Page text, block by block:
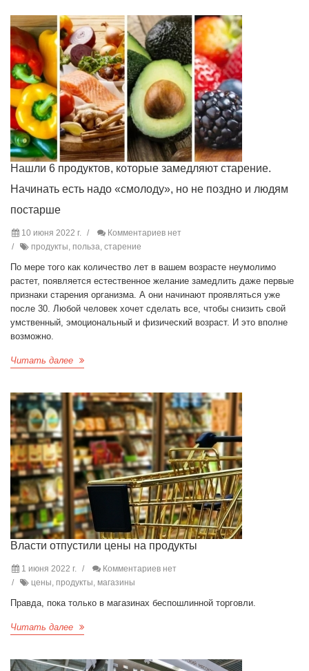
Нашли 6 продуктов, которые замедляют старение.
Начинать есть надо «смолоду», но не поздно и людям
постарше
10 июня 2022 г.
Комментариев нет
продукты, польза, старение
По мере того как количество лет в вашем возрасте неумолимо
растет, появляется естественное желание замедлить даже первые
признаки старения организма. А они начинают проявляться уже
после 30. Любой человек хочет сделать все, чтобы снизить свой
умственный, эмоциональный и физический возраст. И это вполне
возможно.
Читать далее
Власти отпустили цены на продукты
1 июня 2022 г.
Комментариев нет
цены, продукты, магазины
Правда, пока только в магазинах беспошлинной торговли.
Читать далее